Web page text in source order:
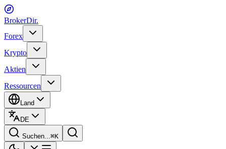
BrokerDir.
Forex
Krypto
Aktien
Ressourcen
Land
DE
Suchen...⌘K